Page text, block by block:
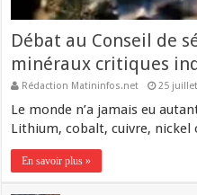
Débat au Conseil de
minéraux critiques
Rédaction Matininfos.net 25
Le monde n’a jamais eu
Lithium, cobalt, cuivre,
En savoir plus »